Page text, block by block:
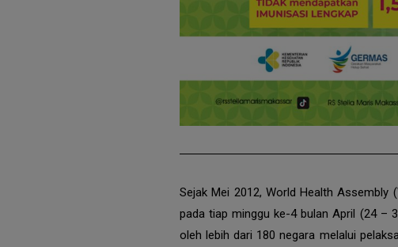
Sejak Mei 2012, World Health Assembly
pada tiap minggu ke-4 bulan April (24 –
oleh lebih dari 180 negara melalui